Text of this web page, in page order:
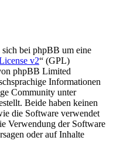
bei phpBB um eine
v2“ (GPL)
phpBB Limited
Informationen
Community unter
Beide haben keinen
die Software verwendet
Verwendung der Software
oder auf Inhalte